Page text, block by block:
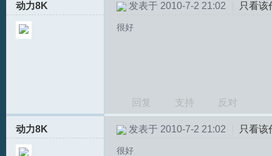
动力8K 发表于 2010-7-2 21:02 只看该
很好
回复 支持 反对
动力8K 发表于 2010-7-2 21:02 只看该
很好